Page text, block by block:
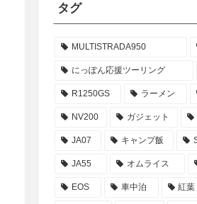
タグ
MULTISTRADA950
にっぽん応援ツーリング
R1250GS ラーメン
NV200 ガジェット
JA07 キャンプ飯
JA55 オムライス
EOS 車中泊 紅葉